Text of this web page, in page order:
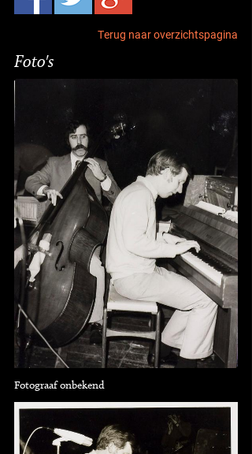
Terug naar overzichtspagina
Foto's
Fotograaf onbekend